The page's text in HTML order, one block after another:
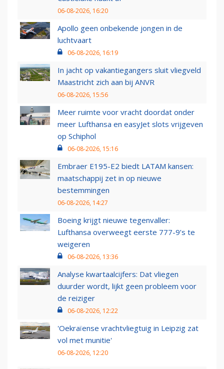
06-08-2026, 16:20
Apollo geen onbekende jongen in de
luchtvaart
06-08-2026, 16:19
In jacht op vakantiegangers sluit vliegveld
Maastricht zich aan bij ANVR
06-08-2026, 15:56
Meer ruimte voor vracht doordat onder
meer Lufthansa en easyJet slots vrijgeven
op Schiphol
06-08-2026, 15:16
Embraer E195-E2 biedt LATAM kansen:
maatschappij zet in op nieuwe
bestemmingen
06-08-2026, 14:27
Boeing krijgt nieuwe tegenvaller:
Lufthansa overweegt eerste 777-9’s te
weigeren
06-08-2026, 13:36
Analyse kwartaalcijfers: Dat vliegen
duurder wordt, lijkt geen probleem voor
de reiziger
06-08-2026, 12:22
'Oekraïense vrachtvliegtuig in Leipzig zat
vol met munitie'
06-08-2026, 12:20